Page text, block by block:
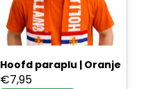
Hoofd paraplu | Oranje
€7,95